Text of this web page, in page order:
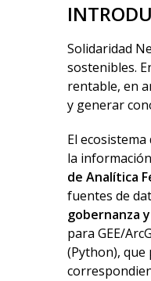
Solidaridad
sostenibles.
rentable, en
y generar
El
la
de Analítica
fuentes de
gobernanza
para GEE/
(Python),